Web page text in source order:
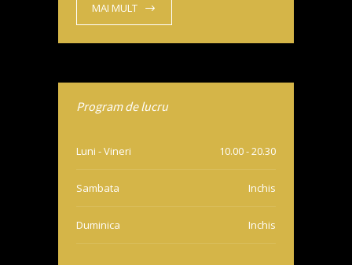
MAI MULT
Program de lucru
Luni - Vineri 10.00 - 20.30
Sambata Inchis
Duminica Inchis